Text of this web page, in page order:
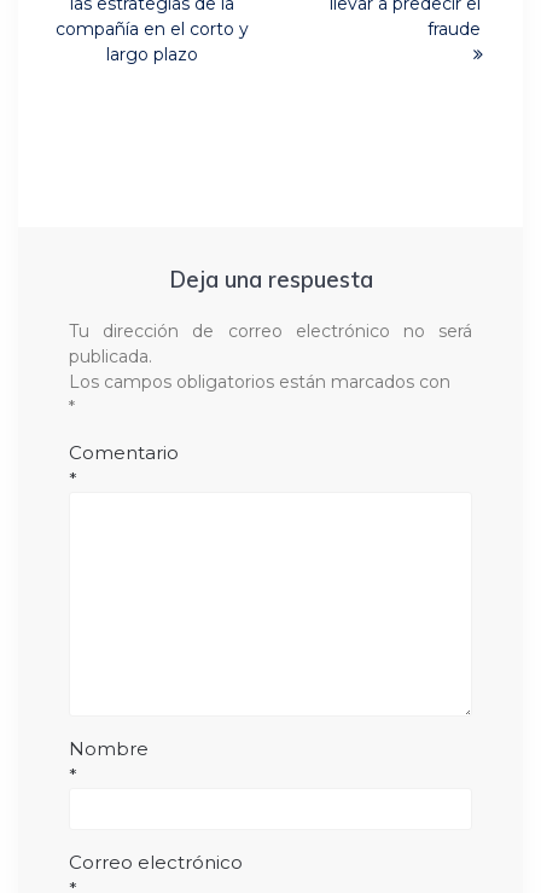
compañía en el corto y
largo plazo
fraude
Deja una respuesta
Tu dirección de correo electrónico no será
publicada.
Los campos obligatorios están marcados con
*
Comentario
*
Nombre
*
Correo electrónico